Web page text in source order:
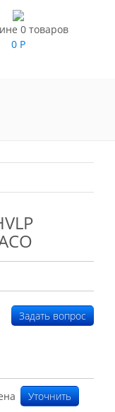
0 товаров
0 Р
Задать вопрос
Уточнить